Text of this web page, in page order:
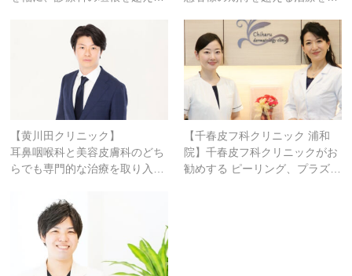
【黄川田クリニック】
耳鼻咽喉科と美容皮膚科のどち
らでも専門的な治療を取り入…
【千春皮フ科クリニック 浦和
院】千春皮フ科クリニックがお
勧めする ピーリング、プラズ…